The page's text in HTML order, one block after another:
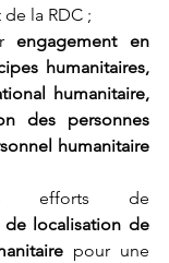
la RDC ;
engagement en
humanitaires,
humanitaire,
des personnes
humanitaire
localisation de
pour une